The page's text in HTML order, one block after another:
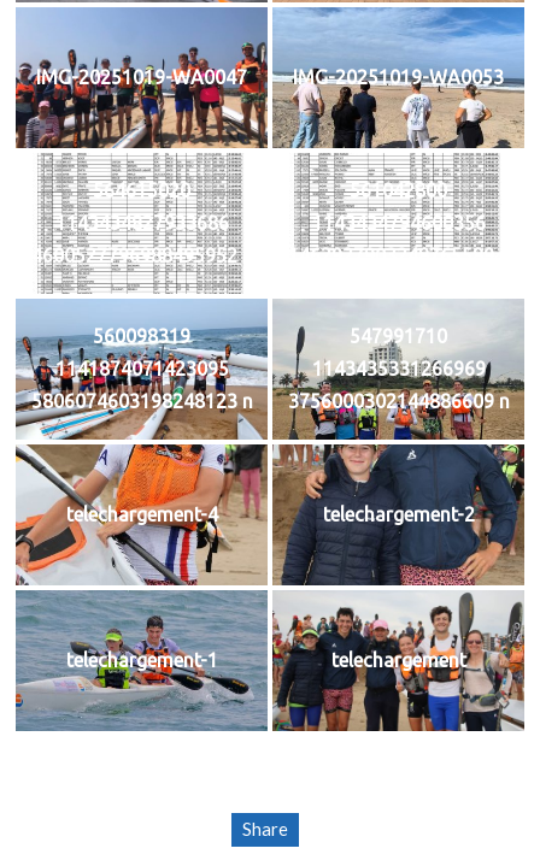
IMG-20251019-WA0047 IMG-20251019-WA0053
564615020
1143434827933686
4600527796988495952 n
561042800
1143434794600356
1462927903248765589 n
560098319
1141874071423095
5806074603198248123 n
547991710
1143435331266969
3756000302144886609 n
telechargement-4 telechargement-2
telechargement-1 telechargement
Share